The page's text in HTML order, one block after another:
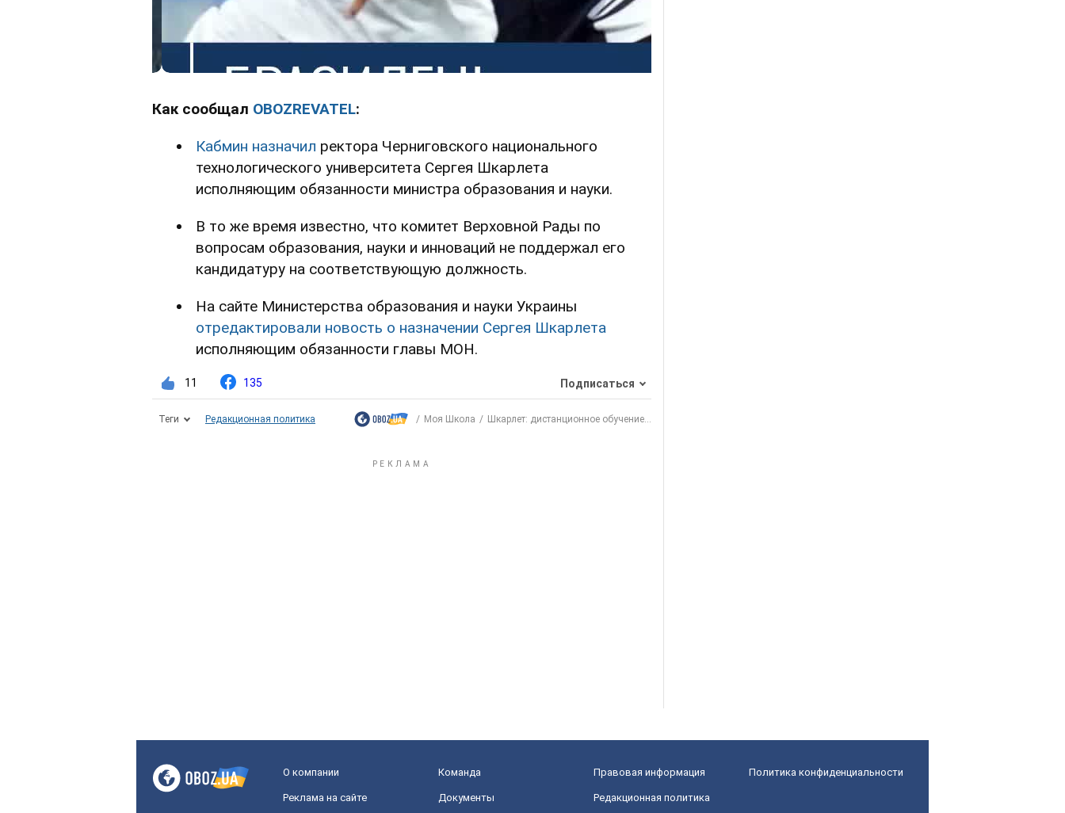
Как сообщал OBOZREVATEL:
Кабмин назначил ректора Черниговского национального
технологического университета Сергея Шкарлета
исполняющим обязанности министра образования и науки.
В то же время известно, что комитет Верховной Рады по
вопросам образования, науки и инноваций не поддержал его
кандидатуру на соответствующую должность.
На сайте Министерства образования и науки Украины
отредактировали новость о назначении Сергея Шкарлета
исполняющим обязанности главы МОН.
11 135 Подписаться
Теги Редакционная политика Моя Школа Шкарлет: дистанционное обучение...
О компании Команда Правовая информация Политика конфиденциальности
Реклама на сайте Документы Редакционная политика